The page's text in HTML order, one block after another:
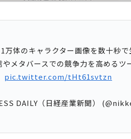
万体のキャラクター画像を数十秒
メタバースでの競争力を高めるツ
pic.twitter.com/tHt61svtzn
DAILY（日経産業新聞）